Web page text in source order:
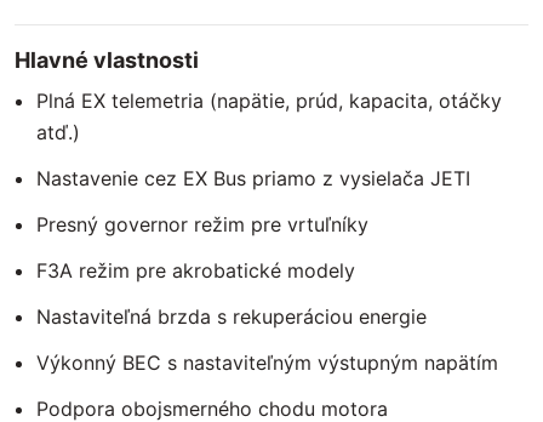
Hlavné vlastnosti
Plná EX telemetria (napätie, prúd, kapacita, otáčky
atď.)
Nastavenie cez EX Bus priamo z vysielača JETI
Presný governor režim pre vrtuľníky
F3A režim pre akrobatické modely
Nastaviteľná brzda s rekuperáciou energie
Výkonný BEC s nastaviteľným výstupným napätím
Podpora obojsmerného chodu motora